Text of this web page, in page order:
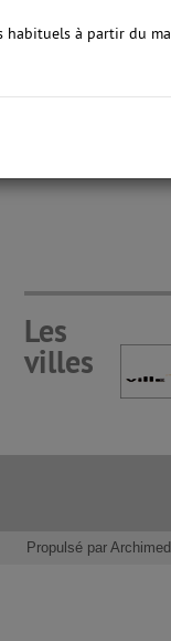
habituels à partir du
Les
villes
Propulsé par Archimed